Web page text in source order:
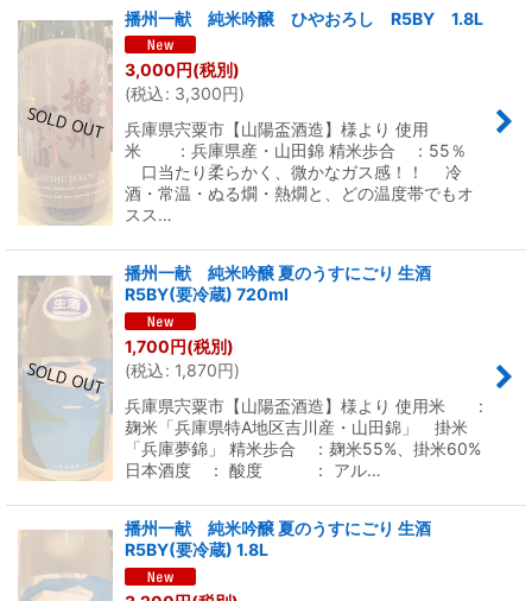
播州一献 純米吟醸 ひやおろし R5BY 1.8L
3,000円(税別)
(税込: 3,300円)
兵庫県宍粟市【山陽盃酒造】様より 使用
米 ：兵庫県産・山田錦 精米歩合 ：55％
口当たり柔らかく、微かなガス感！！ 冷
酒・常温・ぬる燗・熱燗と、どの温度帯でもオ
スス…
播州一献 純米吟醸 夏のうすにごり 生酒
R5BY(要冷蔵) 720ml
1,700円(税別)
(税込: 1,870円)
兵庫県宍粟市【山陽盃酒造】様より 使用米 :
麹米「兵庫県特A地区吉川産・山田錦」 掛米
「兵庫夢錦」 精米歩合 ：麹米55%、掛米60%
日本酒度 ： 酸度 ： アル…
播州一献 純米吟醸 夏のうすにごり 生酒
R5BY(要冷蔵) 1.8L